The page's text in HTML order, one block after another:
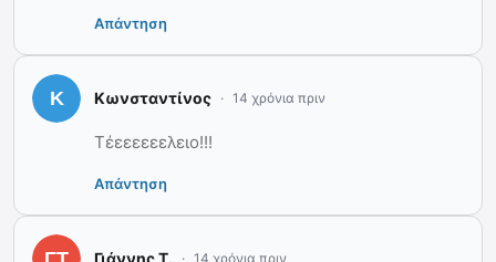
Απάντηση
Κωνσταντίνος 14 χρόνια πριν
Τέεεεεεελειο!!!
Απάντηση
14 χρόνια πριν